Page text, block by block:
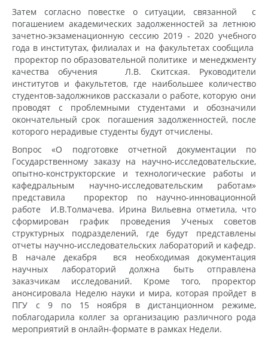
Затем согласно повестке о ситуации, связанной с
погашением академических задолженностей за летнюю
зачетно-экзаменационную сессию 2019 - 2020 учебного
года в институтах, филиалах и на факультетах сообщила
проректор по образовательной политике и менеджменту
качества обучения Л.В. Скитская. Руководители
институтов и факультетов, где наибольшее количество
студентов-задолжников рассказали о работе, которую они
проводят с проблемными студентами и обозначили
окончательный срок погашения задолженностей, после
которого нерадивые студенты будут отчислены.
Вопрос «О подготовке отчетной документации по
Государственному заказу на научно-исследовательские,
опытно-конструкторские и технологические работы и
кафедральным научно-исследовательским работам»
представила проректор по научно-инновационной
работе И.В.Толмачева. Ирина Вильевна отметила, что
сформирован график проведения Ученых советов
структурных подразделений, где будут представлены
отчеты научно-исследовательских лабораторий и кафедр.
В начале декабря вся необходимая документация
научных лабораторий должна быть отправлена
заказчикам исследований. Кроме того, проректор
анонсировала Неделю науки и мира, которая пройдет в
ПГУ с 9 по 15 ноября в дистанционном режиме,
поблагодарила коллег за организацию различного рода
мероприятий в онлайн-формате в рамках Недели.